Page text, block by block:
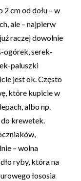
2 cm od dołu – w
ale – najpierw
raczej dowolnie
ogórek, serek-
paluszki
jest ok. Często
które kupicie w
albo np.
do krewetek.
– wolna
ryby, która na
łososia